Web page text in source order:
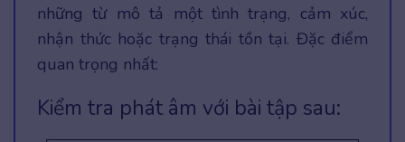
những từ mô tả một tình trạng, cảm xúc,
nhận thức hoặc trạng thái tồn tại. Đặc điểm
quan trọng nhất:
Kiểm tra phát âm với bài tập sau: